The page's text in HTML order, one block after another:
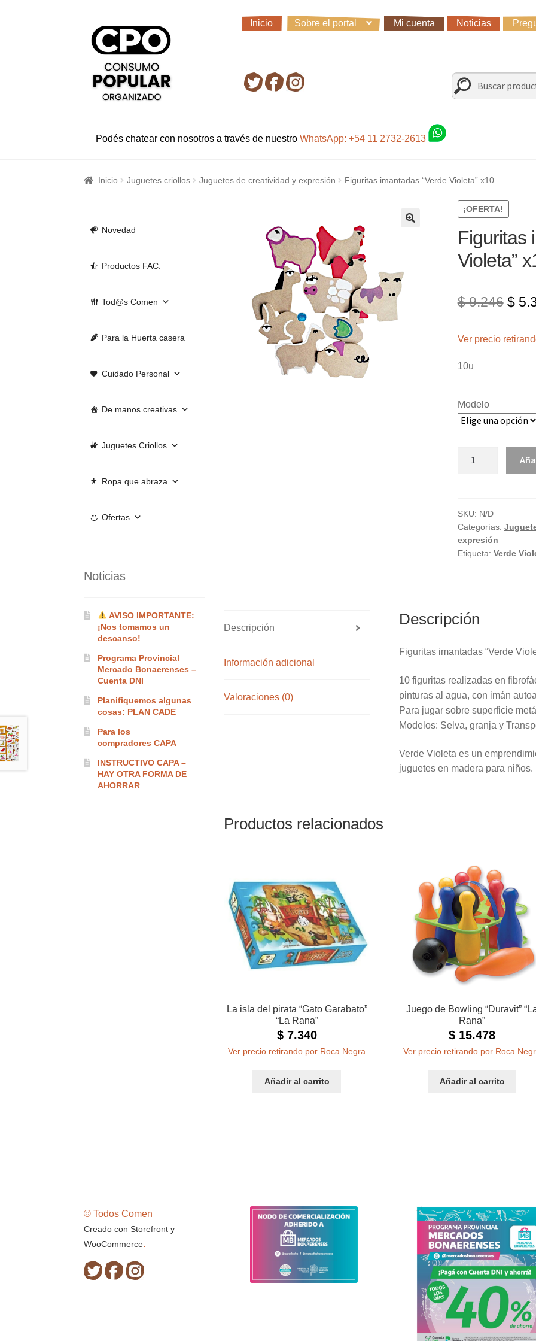
navegación
al
contenido
Inicio Sobre el portal Mi cuenta Noticias
Retirando en Roca Negra Sugerencias y consultas
Buscar
por:
Buscar
Podés chatear con nosotros a través de nuestroWhatsApp: +54 11 2732-2613
Inicio Juguetes criollos Juguetes de creatividad y expresión Figuritas imantadas “Verde Violeta” x10
¡OFERTA!
Figuritas
Violeta”
$9.246 El
$
Ver precio
10u
Modelo
x10
cantidad
SKU: N/D
Categorías:
expresión
Etiqueta: Verde
Descripción
Información adicional
Valoraciones (0)
Descripción
Figuritas imantadas “Verde
10 figuritas realizadas en
pinturas al agua, con imán
Para jugar sobre superficie
Modelos: Selva, granja y
Verde Violeta es un
juguetes en madera para niños.
Productos relacionados
La isla del pirata “Gato Garabato”
“La Rana”
$7.340
Ver precio retirando por Roca Negra
Añadir al carrito
Juego de Bowling “Duravit”
Rana”
$ 15.478
Ver precio retirando por Roca
Añadir al carrito
Novedad
Productos FAC.
Tod@s Comen
Para la Huerta casera
Cuidado Personal
De manos creativas
Juguetes Criollos
Ropa que abraza
Ofertas
Noticias
AVISO IMPORTANTE:
¡Nos tomamos un
descanso!
Programa Provincial
Mercado Bonaerenses –
Cuenta DNI
Planifiquemos algunas
cosas: PLAN CADE
Para los
compradores CAPA
INSTRUCTIVO CAPA –
HAY OTRA FORMA DE
AHORRAR
© Todos Comen
Creado con Storefront y
WooCommerce.